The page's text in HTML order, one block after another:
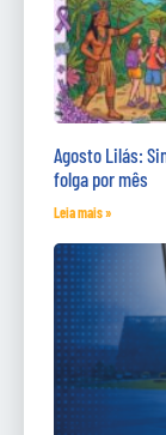
Agosto Lilás:
folga por mês
Leia mais »